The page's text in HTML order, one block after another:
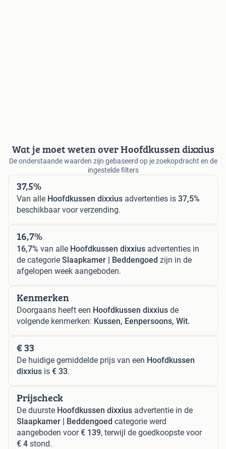
Wat je moet weten over Hoofdkussen dixxius
De onderstaande waarden zijn gebaseerd op je zoekopdracht en de
ingestelde filters
37,5%
Van alle Hoofdkussen dixxius advertenties is 37,5%
beschikbaar voor verzending.
16,7%
16,7% van alle Hoofdkussen dixxius advertenties in
de categorie Slaapkamer | Beddengoed zijn in de
afgelopen week aangeboden.
Kenmerken
Doorgaans heeft een Hoofdkussen dixxius de
volgende kenmerken: Kussen, Eenpersoons, Wit.
€ 33
De huidige gemiddelde prijs van een Hoofdkussen
dixxius is € 33.
Prijscheck
De duurste Hoofdkussen dixxius advertentie in de
Slaapkamer | Beddengoed categorie werd
aangeboden voor€ 139, terwijl de goedkoopste voor
€ 4 stond.